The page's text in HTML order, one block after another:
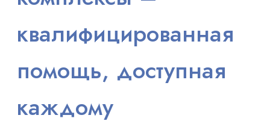
квалифицированная
помощь, доступная
каждому